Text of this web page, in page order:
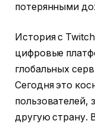
потерянными
История с
цифровые
глобальных
Сегодня это
пользователей,
другую страну.